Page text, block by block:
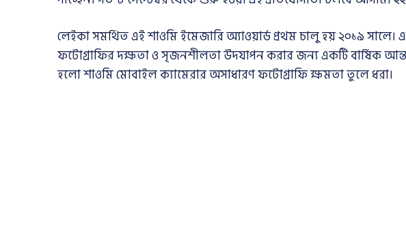
লেইকা সমর্থিত এই শাওমি ইমেজারি অ্যাওয়ার্ড প্রথম চালু হয় ২০১৯ সালে।
ফটোগ্রাফির দক্ষতা ও সৃজনশীলতা উদযাপন করার জন্য একটি বার্ষিক
হলো শাওমি মোবাইল ক্যামেরার অসাধারণ ফটোগ্রাফি ক্ষমতা তুলে ধরা।